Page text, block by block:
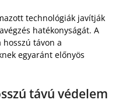
technológiák javítják
hatékonyságát. A
távon a
egyaránt előnyös
távú védelem